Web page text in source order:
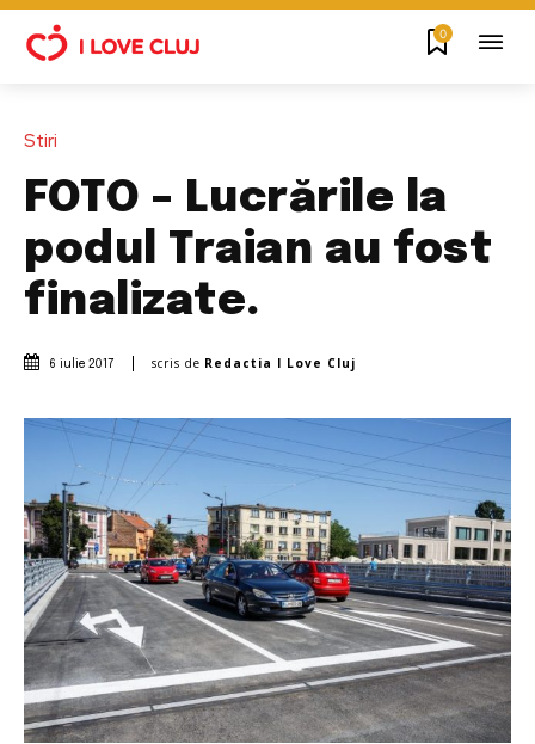
0
Stiri
FOTO – Lucrările la
podul Traian au fost
finalizate.
6 iulie 2017 scris de Redactia I Love Cluj